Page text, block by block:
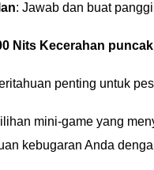
: Jawab dan buat
Nits Kecerahan puncak
penting untuk
mini-game yang
kebugaran Anda